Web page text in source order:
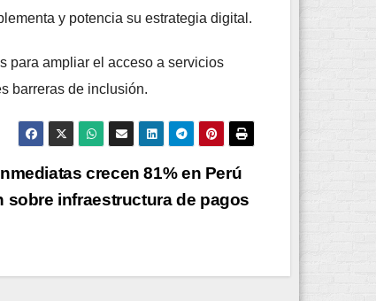
y potencia su estrategia digital.
para ampliar el acceso a servicios
barreras de inclusión.
crecen 81% en Perú
sobre infraestructura de pagos